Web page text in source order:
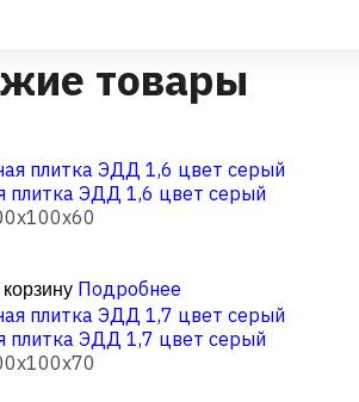
товары
плитка ЭДД 1,6 цвет серый
Подробнее
плитка ЭДД 1,7 цвет серый